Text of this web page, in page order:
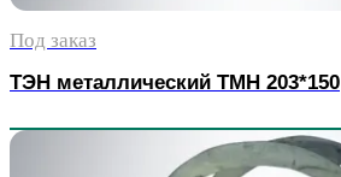
Под заказ
ТЭН металлический TMH 203*150